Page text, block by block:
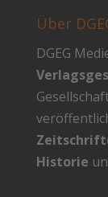
Über
DGEG
Historie